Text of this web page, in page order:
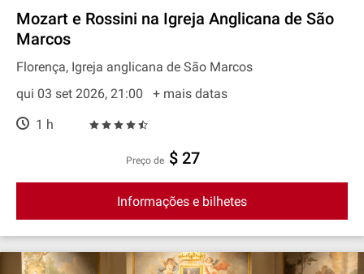
Mozart e Rossini na Igreja Anglicana de São
Marcos
Florença, Igreja anglicana de São Marcos
qui 03 set 2026, 21:00
+ mais datas
1 h
preço de $ 27
Informações e bilhetes